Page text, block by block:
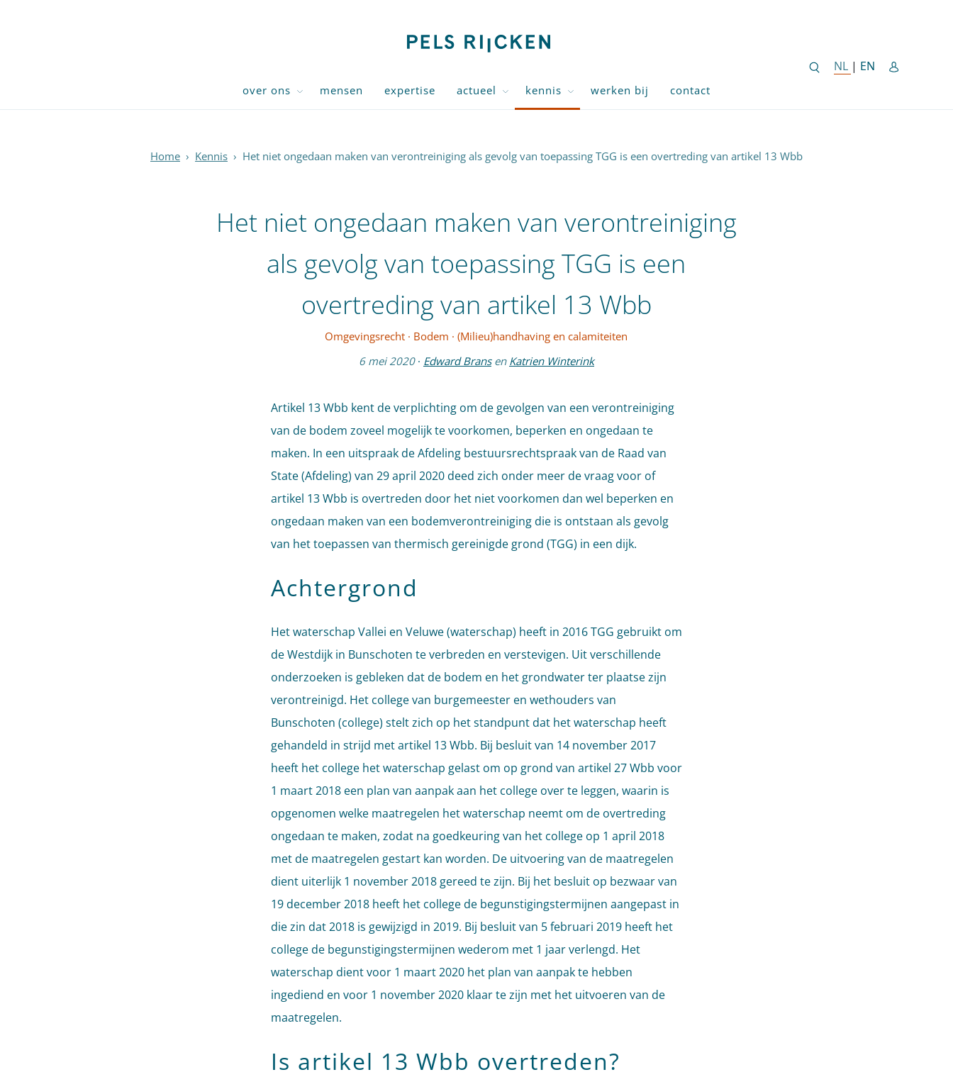
NL NEDERLANDSE
| EN ENGLISH
over ons mensen expertise actueel kennis werken bij contact
Home › Kennis › Het niet ongedaan maken van verontreiniging als gevolg van toepassing TGG is een overtreding van artikel 13 Wbb
Het niet ongedaan maken van verontreiniging
als gevolg van toepassing TGG is een
overtreding van artikel 13 Wbb
Omgevingsrecht · Bodem · (Milieu)handhaving en calamiteiten
6 mei 2020 · Edward Brans en Katrien Winterink
Artikel 13 Wbb kent de verplichting om de gevolgen van een verontreiniging
van de bodem zoveel mogelijk te voorkomen, beperken en ongedaan te
maken. In een uitspraak de Afdeling bestuursrechtspraak van de Raad van
State (Afdeling) van 29 april 2020 deed zich onder meer de vraag voor of
artikel 13 Wbb is overtreden door het niet voorkomen dan wel beperken en
ongedaan maken van een bodemverontreiniging die is ontstaan als gevolg
van het toepassen van thermisch gereinigde grond (TGG) in een dijk.
Achtergrond
Het waterschap Vallei en Veluwe (waterschap) heeft in 2016 TGG gebruikt om
de Westdijk in Bunschoten te verbreden en verstevigen. Uit verschillende
onderzoeken is gebleken dat de bodem en het grondwater ter plaatse zijn
verontreinigd. Het college van burgemeester en wethouders van
Bunschoten (college) stelt zich op het standpunt dat het waterschap heeft
gehandeld in strijd met artikel 13 Wbb. Bij besluit van 14 november 2017
heeft het college het waterschap gelast om op grond van artikel 27 Wbb voor
1 maart 2018 een plan van aanpak aan het college over te leggen, waarin is
opgenomen welke maatregelen het waterschap neemt om de overtreding
ongedaan te maken, zodat na goedkeuring van het college op 1 april 2018
met de maatregelen gestart kan worden. De uitvoering van de maatregelen
dient uiterlijk 1 november 2018 gereed te zijn. Bij het besluit op bezwaar van
19 december 2018 heeft het college de begunstigingstermijnen aangepast in
die zin dat 2018 is gewijzigd in 2019. Bij besluit van 5 februari 2019 heeft het
college de begunstigingstermijnen wederom met 1 jaar verlengd. Het
waterschap dient voor 1 maart 2020 het plan van aanpak te hebben
ingediend en voor 1 november 2020 klaar te zijn met het uitvoeren van de
maatregelen.
Is artikel 13 Wbb overtreden?